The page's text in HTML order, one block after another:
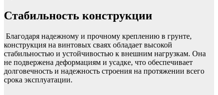
Стабильность конструкции
Благодаря надежному и прочному креплению в грунте,
конструкция на винтовых сваях обладает высокой
стабильностью и устойчивостью к внешним нагрузкам. Она
не подвержена деформациям и усадке, что обеспечивает
долговечность и надежность строения на протяжении всего
срока эксплуатации.